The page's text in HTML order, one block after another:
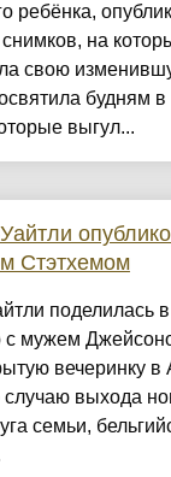
ребёнка,
на
свою
будням
выгул...
Стэтхемом
поделилась
с мужем
вечеринку в
выхода
семьи,